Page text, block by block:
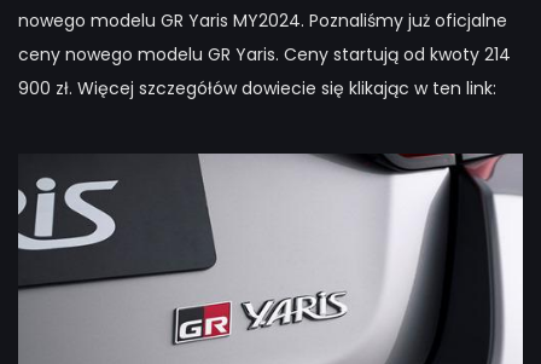
nowego modelu GR Yaris MY2024. Poznaliśmy już oficjalne
ceny nowego modelu GR Yaris. Ceny startują od kwoty 214
900 zł. Więcej szczegółów dowiecie się klikając w ten link: